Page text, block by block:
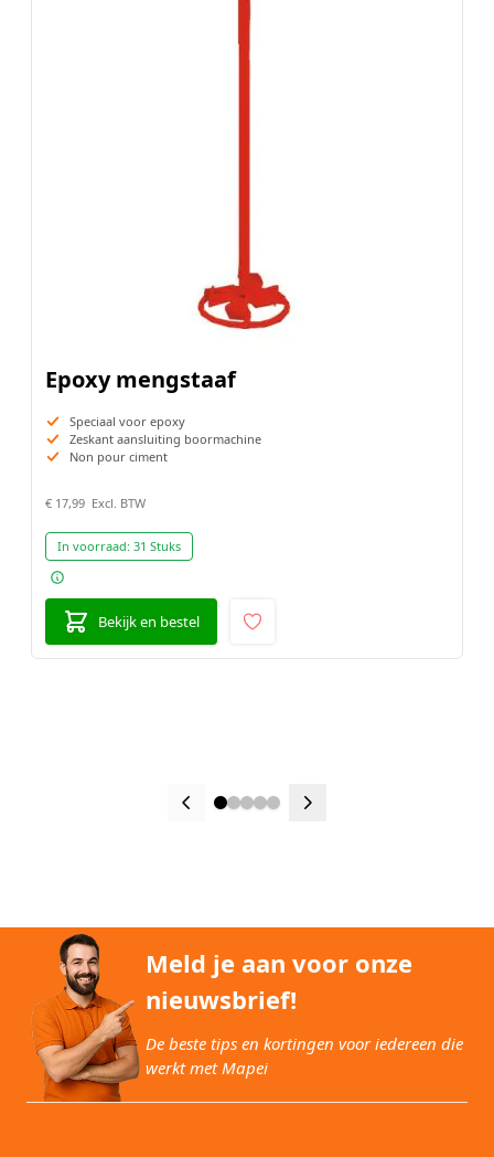
Epoxy mengstaaf
Speciaal voor epoxy
Zeskant aansluiting boormachine
Non pour ciment
€ 17,99
In voorraad: 31 Stuks
Bekijk en bestel
Meld je aan voor onze
nieuwsbrief!
De beste tips en kortingen voor iedereen die
werkt met Mapei